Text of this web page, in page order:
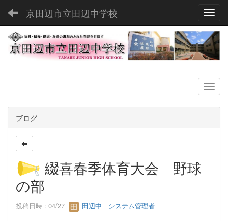
京田辺市立田辺中学校
ブログ
綴喜春季体育大会 野球
の部
投稿日時 : 04/27 田辺中 システム管理者